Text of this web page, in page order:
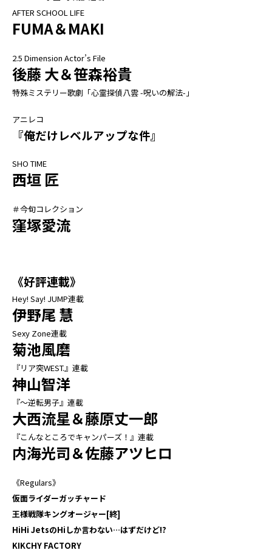
AFTER SCHOOL LIFE
FUMA＆MAKI
2.5 Dimension Actor’s File
後藤 大＆笹森裕貴
特殊ミステリー歌劇「心霊探偵八雲 -呪いの解法-」
アニレコ
『俺だけレベルアップな件』
SHO TIME
西垣 匠
＃今旬コレクション
窪塚愛流
《好評連載》
Hey! Say! JUMP連載
伊野尾 慧
Sexy Zone連載
菊池風磨
『リア突WEST.』連載
神山智洋
『～逆転男子』連載
大西流星＆藤原丈一郎
『こんなところでキャンパーズ！』連載
内海光司＆佐藤アツヒロ
《Regulars》
仮面ライダーガッチャード
王様戦隊キングオージャー[終]
HiHi JetsのHiしか言わない…はずだけど!?
KIKCHY FACTORY